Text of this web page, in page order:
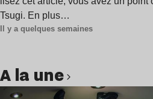
Tsugi. En plus…
Il y a quelques semaines
A la une